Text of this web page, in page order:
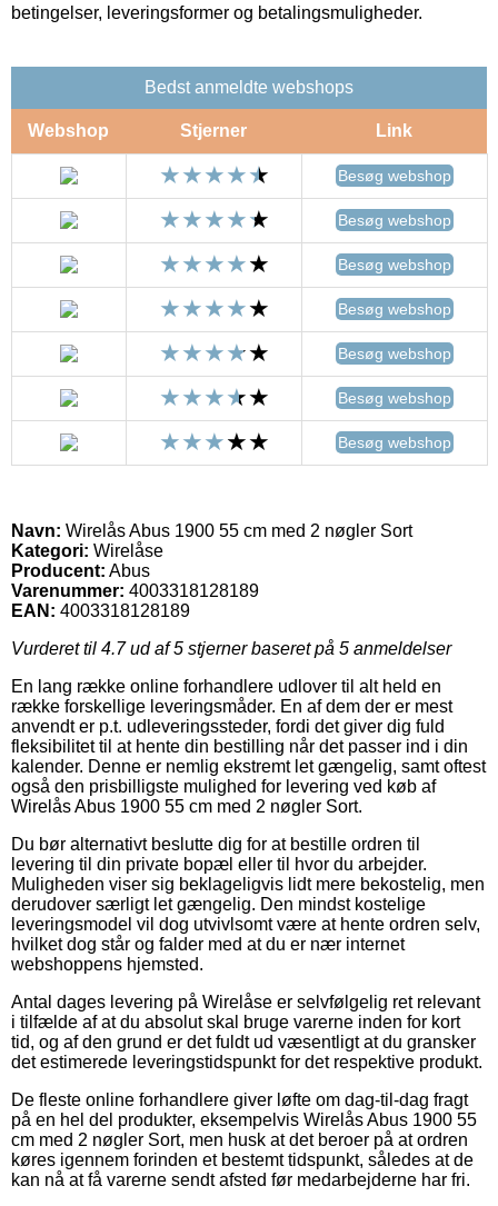
betingelser, leveringsformer og betalingsmuligheder.
Bedst anmeldte webshops
Webshop Stjerner Link
Besøg webshop
Besøg webshop
Besøg webshop
Besøg webshop
Besøg webshop
Besøg webshop
Besøg webshop
Navn: Wirelås Abus 1900 55 cm med 2 nøgler Sort
Kategori: Wirelåse
Producent: Abus
Varenummer: 4003318128189
EAN: 4003318128189
Vurderet til 4.7ud af 5 stjerner baseret på 5 anmeldelser
En lang række online forhandlere udlover til alt held en
række forskellige leveringsmåder. En af dem der er mest
anvendt er p.t. udleveringssteder, fordi det giver dig fuld
fleksibilitet til at hente din bestilling når det passer ind i din
kalender. Denne er nemlig ekstremt let gængelig, samt oftest
også den prisbilligste mulighed for levering ved køb af
Wirelås Abus 1900 55 cm med 2 nøgler Sort.
Du bør alternativt beslutte dig for at bestille ordren til
levering til din private bopæl eller til hvor du arbejder.
Muligheden viser sig beklageligvis lidt mere bekostelig, men
derudover særligt let gængelig. Den mindst kostelige
leveringsmodel vil dog utvivlsomt være at hente ordren selv,
hvilket dog står og falder med at du er nær internet
webshoppens hjemsted.
Antal dages levering på Wirelåse er selvfølgelig ret relevant
i tilfælde af at du absolut skal bruge varerne inden for kort
tid, og af den grund er det fuldt ud væsentligt at du gransker
det estimerede leveringstidspunkt for det respektive produkt.
De fleste online forhandlere giver løfte om dag-til-dag fragt
på en hel del produkter, eksempelvis Wirelås Abus 1900 55
cm med 2 nøgler Sort, men husk at det beroer på at ordren
køres igennem forinden et bestemt tidspunkt, således at de
kan nå at få varerne sendt afsted før medarbejderne har fri.